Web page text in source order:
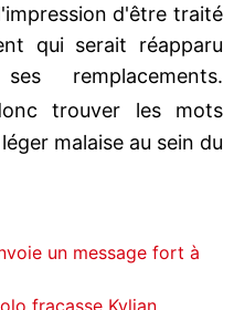
d'être traité
qui serait réapparu
remplacements.
trouver les mots
malaise au sein du
un message fort à
fracasse Kylian